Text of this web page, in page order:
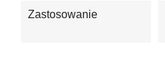
Zastosowanie